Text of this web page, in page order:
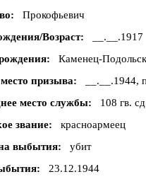
Прокофьевич
Возраст
__.__.1917
Каменец-
призыва
__.__.1944,
место службы
108 гв. сд
звание
красноармеец
выбытия
убит
23.12.1944